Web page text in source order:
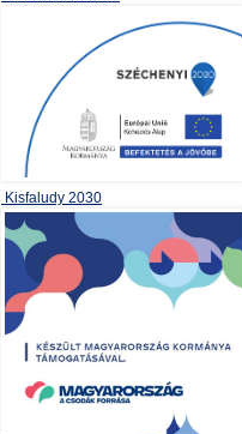
Kisfaludy 2030